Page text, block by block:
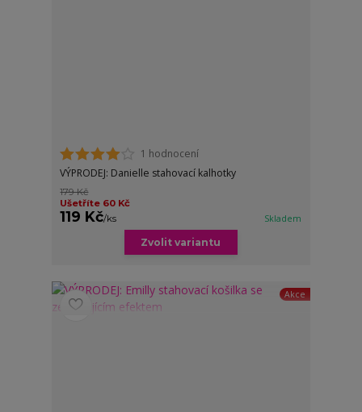
1 hodnocení
VÝPRODEJ: Danielle stahovací kalhotky
179 Kč
Ušetříte 60 Kč
119 Kč/ks Skladem
Zvolit variantu
Akce